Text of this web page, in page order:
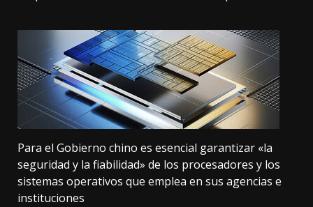
Para el Gobierno chino es esencial garantizar «la
seguridad y la fiabilidad» de los procesadores y los
sistemas operativos que emplea en sus agencias e
instituciones